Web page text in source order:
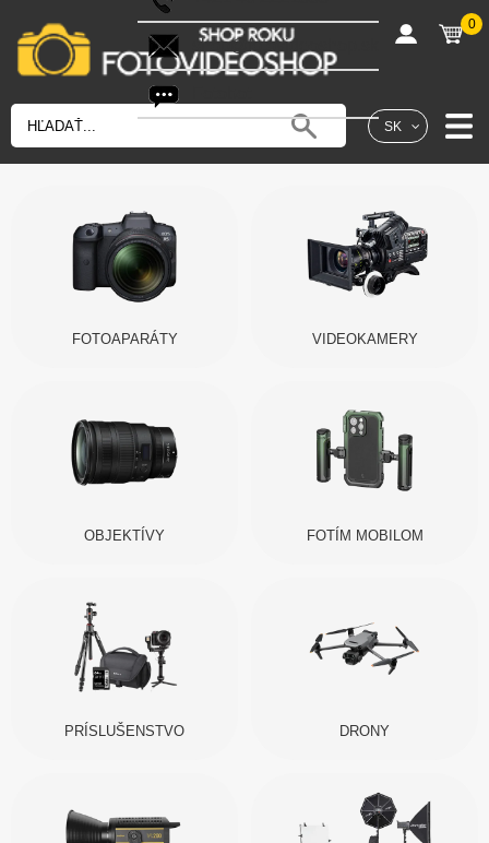
SK
shop@fotovideoshop.sk
0
FOTOAPARÁTY VIDEOKAMERY
OBJEKTÍVY FOTÍM MOBILOM
PRÍSLUŠENSTVO DRONY